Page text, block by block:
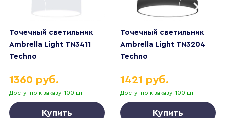
Точечный светильник
Ambrella Light TN3411
Techno
Доступно к заказу: 100 шт.
1360 руб.
Купить
Точечный светильник
Ambrella Light TN3204
Techno
Доступно к заказу: 100 шт.
1421 руб.
Купить